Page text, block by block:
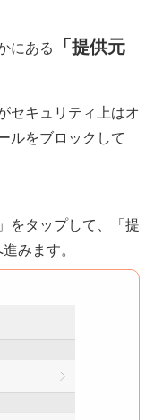
にある
「提供元
セキュリティ上はオ
ルをブロックして
をタップして、「提
みます。